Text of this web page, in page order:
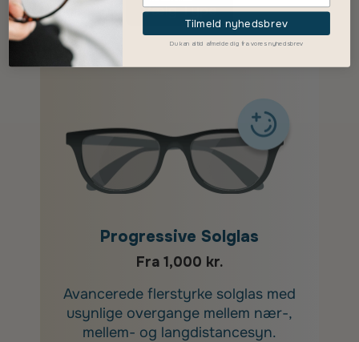
Vælg Type
Progressive Solglas
Fra 1,000 kr.
Avancerede flerstyrke solglas med
usynlige overgange mellem nær-,
mellem- og langdistancesyn.
Tilmeld nyhedsbrev
Du kan altid afmelde dig fra vores nyhedsbrev